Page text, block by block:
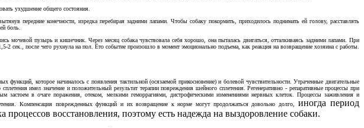
ухудшение общего состояния.
передние конечности, изредка перебирая задними лапами. Чтобы собаку покормить, приходилось поднимать ей голову, расставлять
боль.
мочевой пузырь и кишечник. Через месяц собака чувствовала себя хорошо, она пыталась двигаться, отталкиваясь задними лапами. При
сек., после чего рухнула на пол. Ёто событие произошло в момент эмоционально подъема, как реакция на возвращение хозяина с работы.
функций, которое начиналось с появления тактильной (осязаемой прикосновение) и болевой чувствительности. Утраченные двигательные
имел значение и положительный результат терапии повреждения шейного сплетения. Регенеративно - репаративные процессы при
застоем в очаге поражения, отеком, мелкими геморрагиями, дистрофическими изменениями нервных клеток. Процессы заживления и
Компенсация поврежденных функций и их возвращение к норме могут продолжаться довольно долго,
иногда период
процессов восстановления, поэтому есть надежда на выздоровление собаки.